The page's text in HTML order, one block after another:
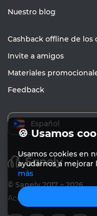
Nuestro blog
Cashback offline de los
Invite a amigos
Materiales
Feedback
Español
© Sanely 2017 – 2026
Acuerdo de usuario
🍪 Usamos
Usamos cookies en
ayudarnos a mejorar
más